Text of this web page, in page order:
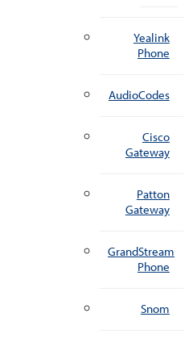
Yealink
Phone
AudioCodes
Cisco
Gateway
Patton
Gateway
GrandStream
Phone
Snom